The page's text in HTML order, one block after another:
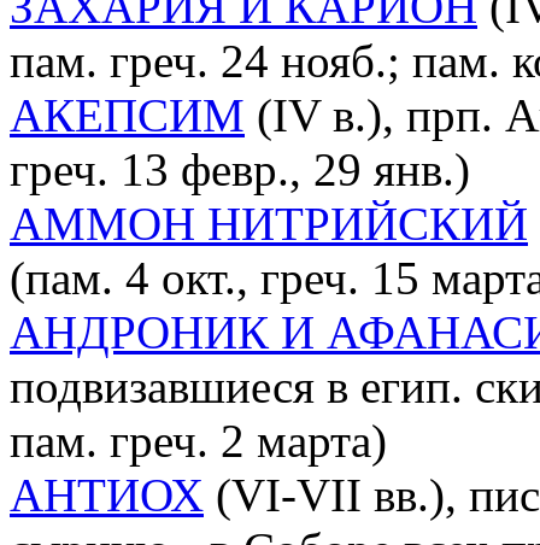
пам. греч. 24 нояб.; пам.
АКЕПСИМ (IV в.), прп.
греч. 13 февр., 29 янв.)
АММОН НИТРИЙСКИЙ
(пам. 4 окт., греч. 15
АНДРОНИК И
подвизавшиеся в егип.
пам. греч. 2 марта)
АНТИОХ (VI-VII вв.),